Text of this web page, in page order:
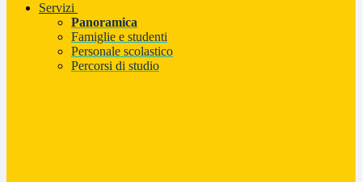
Servizi
Panoramica
Famiglie e studenti
Personale scolastico
Percorsi di studio